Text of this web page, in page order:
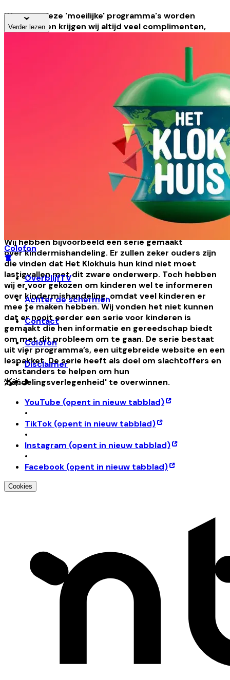
Wanneer deze 'moeilijke' programma's worden
uitgezonden krijgen wij altijd veel complimenten,
dat Het Klokhuis hun kinderen niet moet lastig vallen
televisie snel uit als er een aflevering langs komt die
bijvoorbeeld gaat over cremeren of over kanker. Een
vader drukte het heel treffend uit: "Ik kijk liever met
mijn kind naar een aflevering over hoe lollies gemaakt
Het Klokhuis maakt natuurlijk óók graag afleveringen
over lollies. Maar wij lopen niet met een bocht om de
moeilijke onderwerpen heen. Wij denken bij die
onderwerpen wel heel goed na over hoe we het
verhaal vertellen. Wij zijn voorzichtig, maar ook
realistisch. We vertellen het verhaal op een manier
die past bij de vragen die kinderen stellen, en die
Wij hebben bijvoorbeeld een serie gemaakt
over kindermishandeling. Er zullen zeker ouders zijn
die vinden dat Het Klokhuis hun kind niet moet
lastigvallen met dit zware onderwerp. Toch hebben
wij er voor gekozen om kinderen wel te informeren
over kindermishandeling, omdat veel kinderen er
mee te maken hebben. Wij vonden het niet kunnen
dat er nooit eerder een serie voor kinderen is
gemaakt die hen informatie en gereedschap biedt
om met dit probleem om te gaan. De serie bestaat
uit vier programma’s, een uitgebreide website en een
lespakket. De serie heeft als doel om slachtoffers en
omstanders te helpen om hun
'handelingsverlegenheid' te overwinnen.
Verder lezen
Colofon
OverblijfTV
•
Achter de schermen
•
Contact
•
Colofon
•
Disclaimer
YouTube (opent in nieuw tabblad)
•
TikTok (opent in nieuw tabblad)
•
Instagram (opent in nieuw tabblad)
•
Facebook (opent in nieuw tabblad)
Cookies